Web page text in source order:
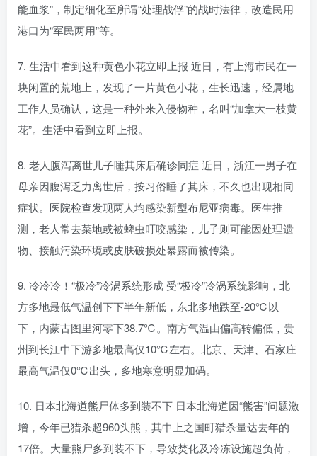
能血浆”，制定细化至所谓“处理战俘”的战时法律，改造民用
港口为“军民两用”等。
7. 生活中看到这种黄色小花立即上报 近日，有上海市民在一
块闲置的荒地上，发现了一片黄色小花，生长迅速，经属地
工作人员确认，这是一种外来入侵物种，名叫“加拿大一枝黄
花”。生活中看到立即上报。
8. 老人腹泻离世儿子睡其床后确诊同症 近日，浙江一男子在
母亲因腹泻乏力离世后，按习俗睡了其床，不久也出现相同
症状。医院检查发现两人均感染新型布尼亚病毒。医生推
测，老人常去菜地或被蜱虫叮咬感染，儿子则可能因处理遗
物、接触污染环境或皮肤破损处暴露而被传染。
9. 冷冷冷！“极冷”冷涡系统形成 受“极冷”冷涡系统影响，北
方多地最低气温创下下半年新低，东北多地跌至-20℃以
下，内蒙古图里河零下38.7℃。南方气温由偏高转偏低，贵
州到长江中下游多地最高仅10℃左右。北京、天津、石家庄
最高气温仅0℃出头，多地寒意明显加码。
10. 日本北海道熊尸体多到装不下 日本北海道因“熊害”问题激
增，今年已猎杀超960头熊，其中上之国町猎杀量达去年的
17倍。大量熊尸多到装不下，导致焚化及冷冻设施超负荷，